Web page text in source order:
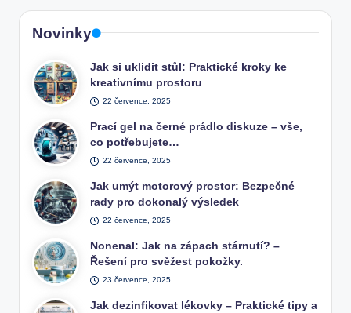
Novinky
Jak si uklidit stůl: Praktické kroky ke
kreativnímu prostoru
22 července, 2025
Prací gel na černé prádlo diskuze – vše,
co potřebujete…
22 července, 2025
Jak umýt motorový prostor: Bezpečné
rady pro dokonalý výsledek
22 července, 2025
Nonenal: Jak na zápach stárnutí? –
Řešení pro svěžest pokožky.
23 července, 2025
Jak dezinfikovat lékovky – Praktické tipy a